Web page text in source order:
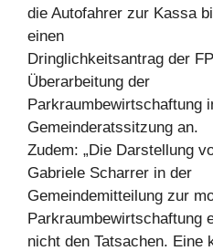
die Autofahrer zur Kassa
einen
Dringlichkeitsantrag der
Überarbeitung der
Parkraumbewirtschaftung
Gemeinderatssitzung an.
Zudem: „Die Darstellung
Gabriele Scharrer in der
Gemeindemitteilung zur
Parkraumbewirtschaftung
nicht den Tatsachen. Eine